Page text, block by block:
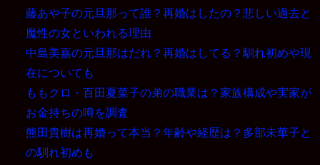
藤あや子の元旦那って誰？再婚はしたの？悲しい過去と
魔性の女といわれる理由
中島美嘉の元旦那はだれ？再婚はしてる？馴れ初めや現
在についても
ももクロ・百田夏菜子の弟の職業は？家族構成や実家が
お金持ちの噂を調査
熊田貴樹は再婚って本当？年齢や経歴は？多部未華子と
の馴れ初めも